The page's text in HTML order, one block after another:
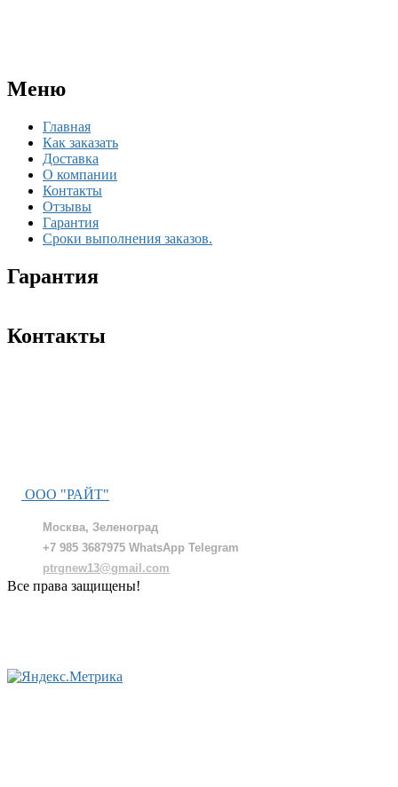
Меню
Главная
Как заказать
Доставка
О компании
Контакты
Отзывы
Гарантия
Сроки выполнения заказов.
Гарантия
Контакты
ООО "РАЙТ"
Москва, Зеленоград
+7 985 3687975 WhatsApp Telegram
ptrgnew13@gmail.com
Все права защищены!